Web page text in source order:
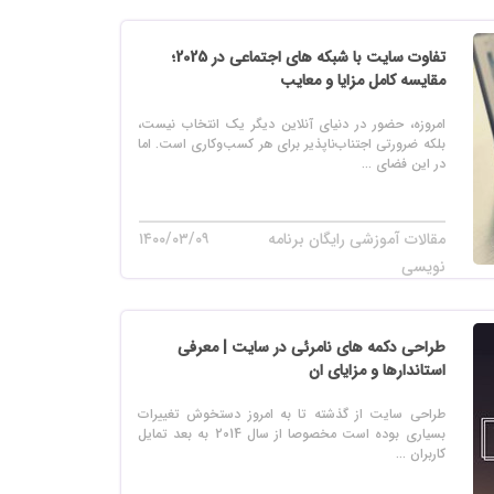
تفاوت سایت با شبکه های اجتماعی در 2025؛
مقایسه کامل مزایا و معایب
امروزه، حضور در دنیای آنلاین دیگر یک انتخاب نیست،
بلکه ضرورتی اجتناب‌ناپذیر برای هر کسب‌وکاری است. اما
در این فضای ...
مقالات آموزشی رایگان برنامه
نویسی
۱۴۰۰/۰۳/۰۹
طراحی دکمه های نامرئی در سایت | معرفی
استاندارها و مزایای ان
طراحی سایت از گذشته تا به امروز دستخوش تغییرات
بسیاری بوده است مخصوصا از سال 2014 به بعد تمایل
کاربران ...